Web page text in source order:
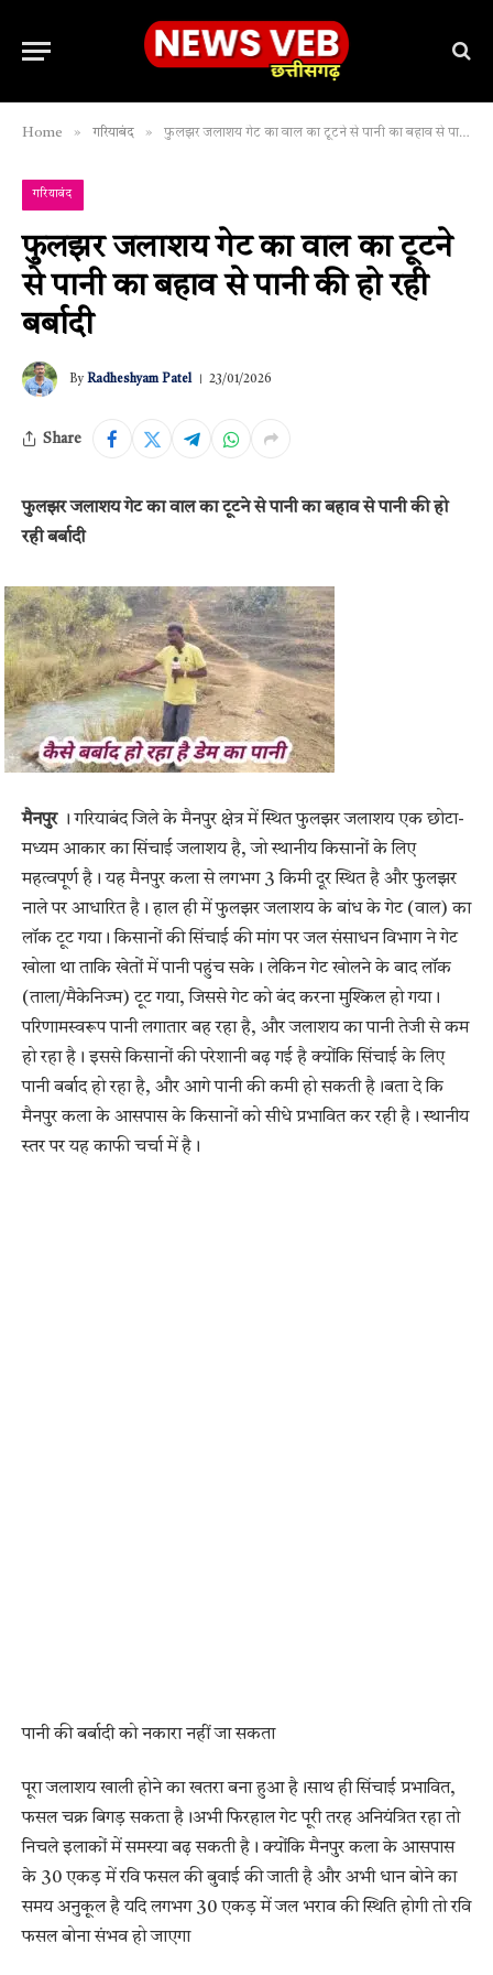
Home » गरियाबंद » फुलझर जलाशय गेट का वाल का टूटने से पानी का बहाव से पानी की हो रही बर्बादी
गरियाबंद
फुलझर जलाशय गेट का वाल का टूटने
से पानी का बहाव से पानी की हो रही
बर्बादी
By Radheshyam Patel 23/01/2026
Share
फुलझर जलाशय गेट का वाल का टूटने से पानी का बहाव से पानी की हो
रही बर्बादी
मैनपुर। गरियाबंद जिले के मैनपुर क्षेत्र में स्थित फुलझर जलाशय एक छोटा-
मध्यम आकार का सिंचाई जलाशय है, जो स्थानीय किसानों के लिए
महत्वपूर्ण है। यह मैनपुर कला से लगभग 3 किमी दूर स्थित है और फुलझर
नाले पर आधारित है। हाल ही में फुलझर जलाशय के बांध के गेट (वाल) का
लॉक टूट गया। किसानों की सिंचाई की मांग पर जल संसाधन विभाग ने गेट
खोला था ताकि खेतों में पानी पहुंच सके। लेकिन गेट खोलने के बाद लॉक
(ताला/मैकेनिज्म) टूट गया, जिससे गेट को बंद करना मुश्किल हो गया।
परिणामस्वरूप पानी लगातार बह रहा है, और जलाशय का पानी तेजी से कम
हो रहा है। इससे किसानों की परेशानी बढ़ गई है क्योंकि सिंचाई के लिए
पानी बर्बाद हो रहा है, और आगे पानी की कमी हो सकती है।बता दे कि
मैनपुर कला के आसपास के किसानों को सीधे प्रभावित कर रही है। स्थानीय
स्तर पर यह काफी चर्चा में है।
पानी की बर्बादी को नकारा नहीं जा सकता
पूरा जलाशय खाली होने का खतरा बना हुआ है।साथ ही सिंचाई प्रभावित,
फसल चक्र बिगड़ सकता है।अभी फिरहाल गेट पूरी तरह अनियंत्रित रहा तो
निचले इलाकों में समस्या बढ़ सकती है। क्योंकि मैनपुर कला के आसपास
के 30 एकड़ में रवि फसल की बुवाई की जाती है और अभी धान बोने का
समय अनुकूल है यदि लगभग 30 एकड़ में जल भराव की स्थिति होगी तो रवि
फसल बोना संभव हो जाएगा